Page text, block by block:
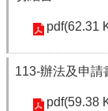
捐
款
pdf(62.31
113-辦法及申請
pdf(59.38